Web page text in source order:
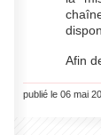
Afin
publié le 06 mai